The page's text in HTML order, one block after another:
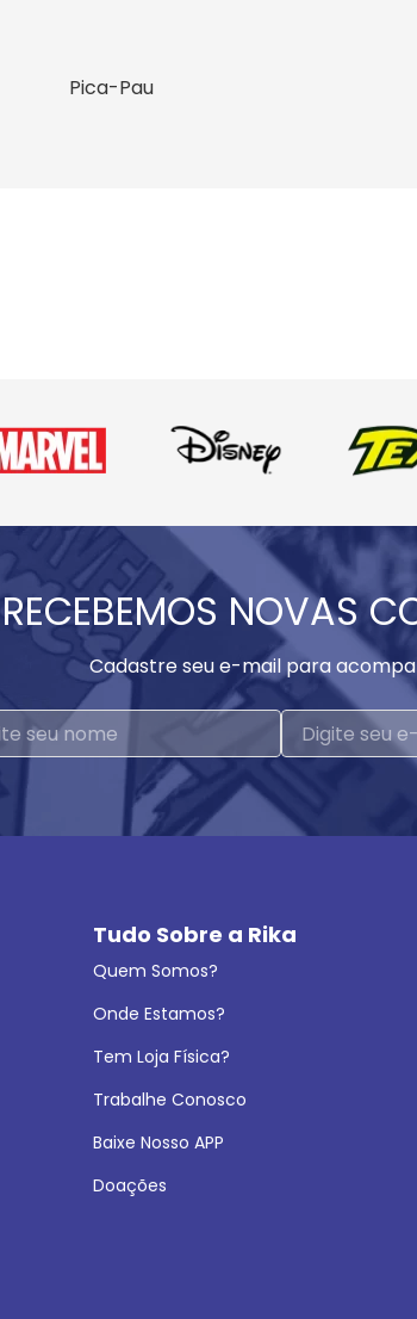
Pica-Pau
RECEBEMOS NOVAS
Cadastre seu e-mail para
Tudo Sobre a Rika
Quem Somos?
Onde Estamos?
Tem Loja Física?
Trabalhe Conosco
Baixe Nosso APP
Doações